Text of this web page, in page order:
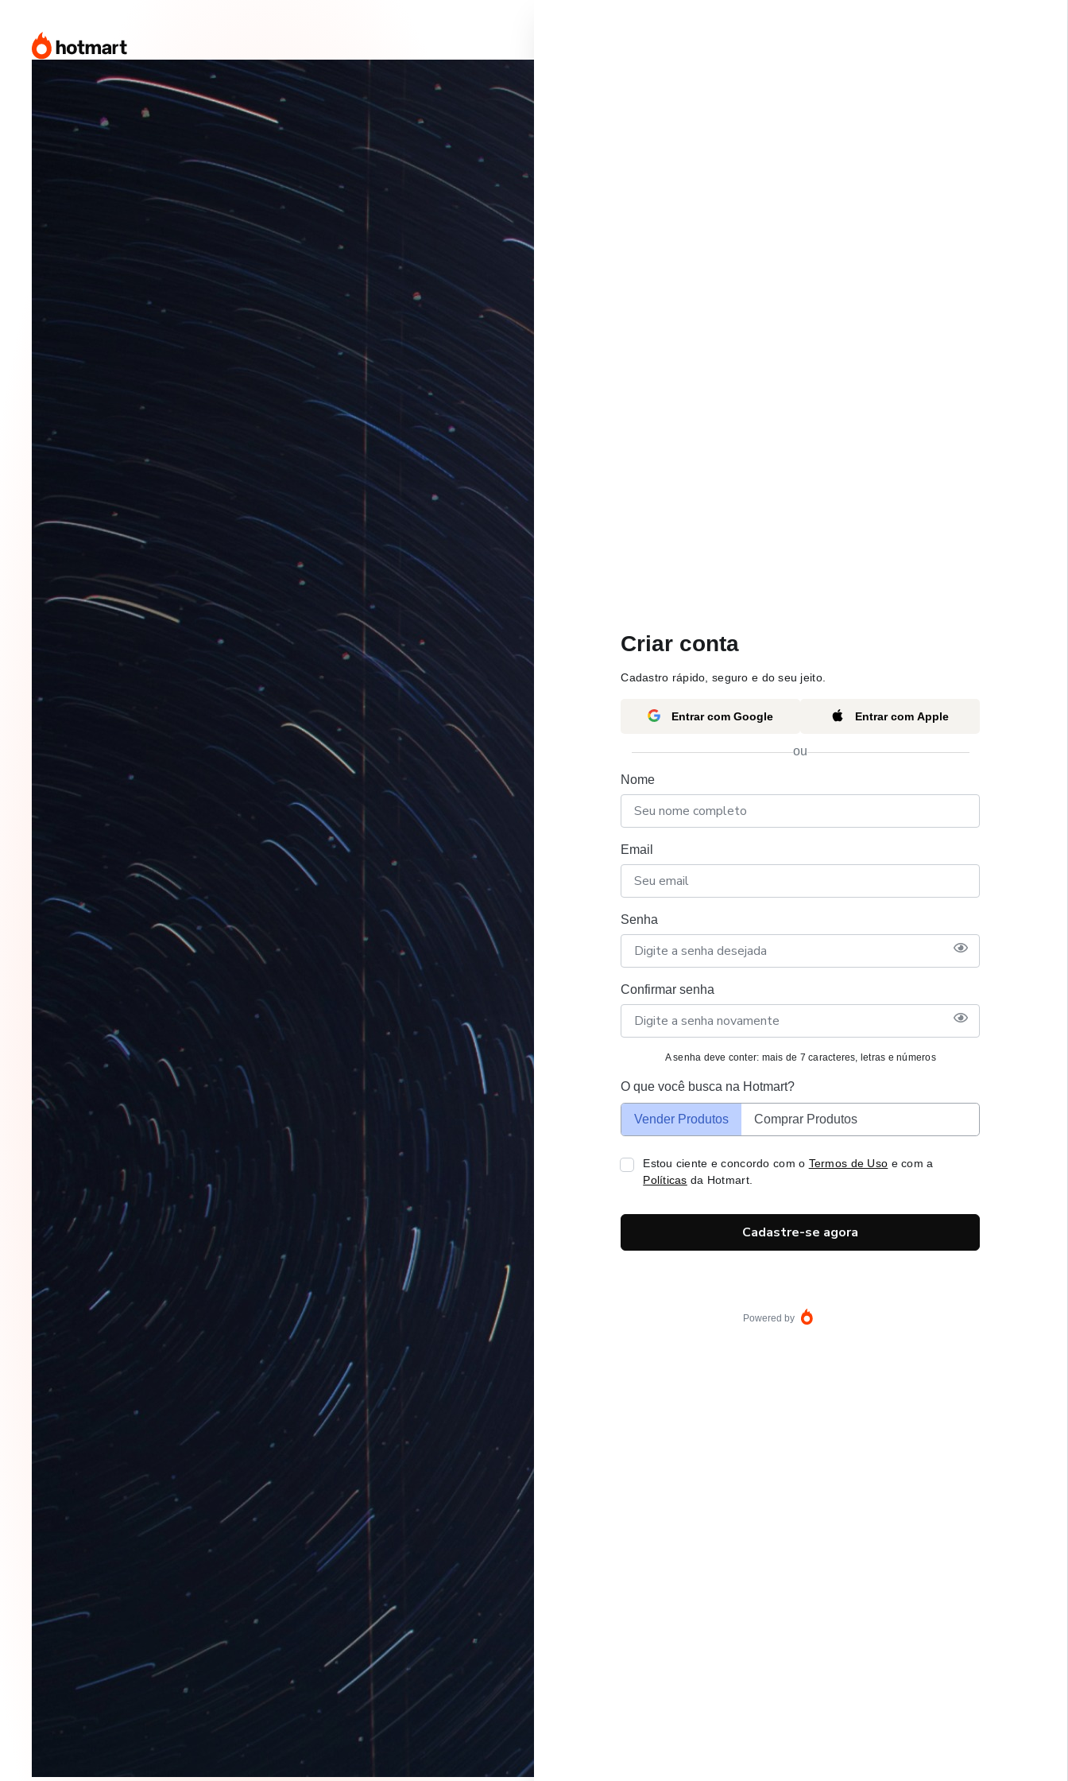
Criar conta
Cadastro rápido, seguro e do seu jeito.
Entrar com Google Entrar com Apple
ou
Nome
Email
Senha
Confirmar senha
A senha deve conter: mais de 7 caracteres, letras e números
O que você busca na Hotmart?
Vender Produtos Comprar Produtos
Estou ciente e concordo com o Termos de Uso e com a
Políticas da Hotmart.
Cadastre-se agora
Powered by